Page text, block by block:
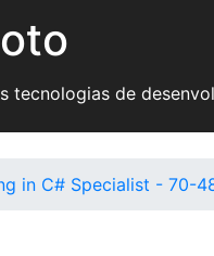
tecnologias de
in C# Specialist - 70-